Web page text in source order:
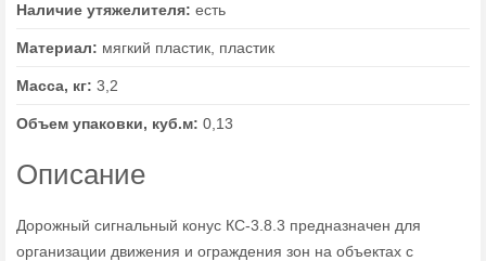
Наличие утяжелителя: есть
Материал: мягкий пластик, пластик
Масса, кг: 3,2
Объем упаковки, куб.м: 0,13
Описание
Дорожный сигнальный конус КС-3.8.3 предназначен для
организации движения и ограждения зон на объектах с